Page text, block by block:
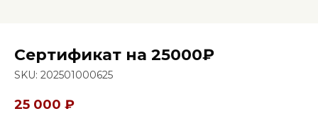
Сертификат на 25000₽
SKU: 202501000625
25 000 ₽